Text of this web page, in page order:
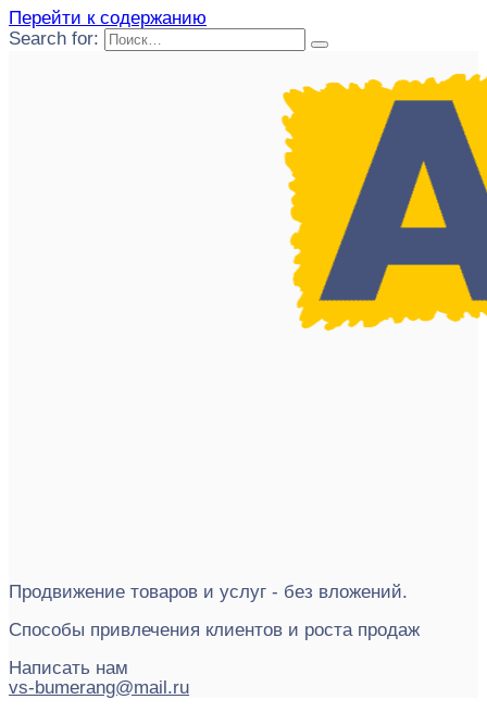
Перейти к содержанию
Search for:
Продвижение товаров и услуг - без вложений.
Способы привлечения клиентов и роста продаж
Написать нам
vs-bumerang@mail.ru